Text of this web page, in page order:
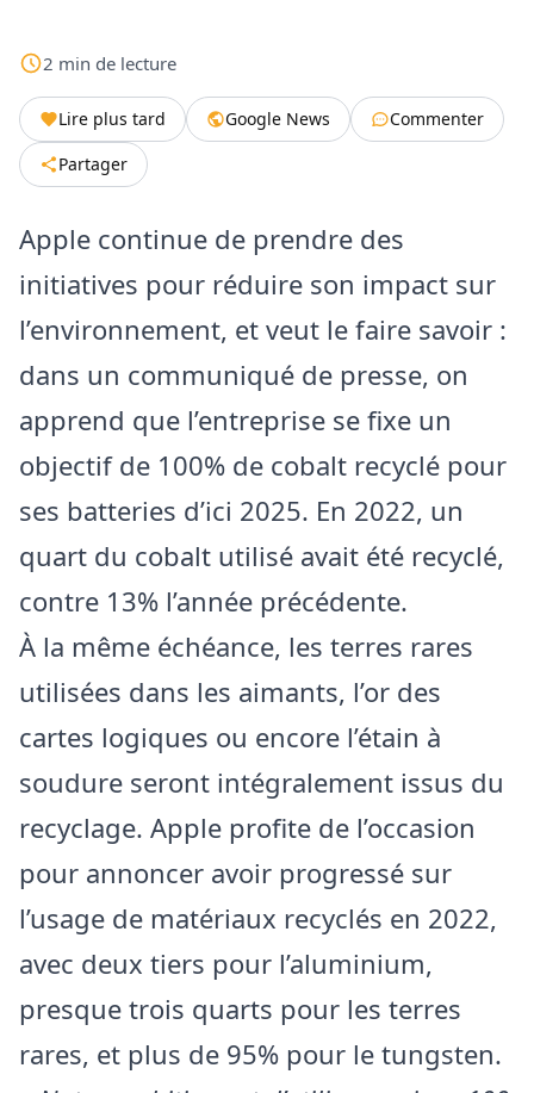
2 min de lecture
Lire plus tard Google News
Commenter
Partager
Apple continue de prendre des
initiatives pour réduire son impact sur
l’environnement, et veut le faire savoir :
dans un communiqué de presse, on
apprend que l’entreprise se fixe un
objectif de 100% de cobalt recyclé pour
ses batteries d’ici 2025. En 2022, un
quart du cobalt utilisé avait été recyclé,
contre 13% l’année précédente.
À la même échéance, les terres rares
utilisées dans les aimants, l’or des
cartes logiques ou encore l’étain à
soudure seront intégralement issus du
recyclage. Apple profite de l’occasion
pour annoncer avoir progressé sur
l’usage de matériaux recyclés en 2022,
avec deux tiers pour l’aluminium,
presque trois quarts pour les terres
rares, et plus de 95% pour le tungsten.